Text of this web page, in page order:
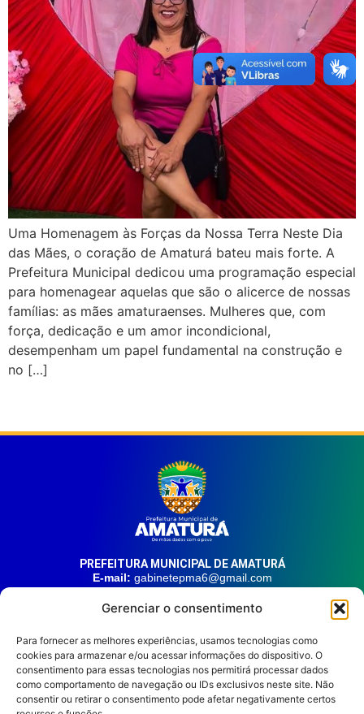
Gerenciar o consentimento
Para fornecer as melhores experiências, usamos tecnologias como
cookies para armazenar e/ou acessar informações do dispositivo. O
consentimento para essas tecnologias nos permitirá processar dados
como comportamento de navegação ou IDs exclusivos neste site. Não
consentir ou retirar o consentimento pode afetar negativamente certos
Uma Homenagem às Forças da Nossa Terra Neste Dia
das Mães, o coração de Amaturá bateu mais forte. A
Prefeitura Municipal dedicou uma programação especial
para homenagear aquelas que são o alicerce de nossas
famílias: as mães amaturaenses. Mulheres que, com
força, dedicação e um amor incondicional,
desempenham um papel fundamental na construção e
no […]
PREFEITURA MUNICIPAL DE AMATURÁ
E-mail: gabinetepma6@gmail.com
Av. 21 de Junho, n° 1746, Centro | Amaturá – AM
HORÁRIO DE ATENDIMENTO
Segunda à sexta, das 08:00 às 14:00.